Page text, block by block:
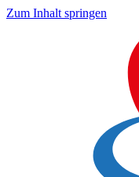
Zum Inhalt springen